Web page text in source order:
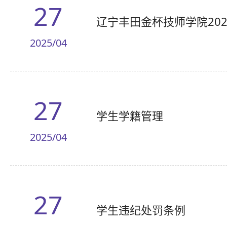
27
2025/04
辽宁丰田金杯技师学院
27
2025/04
学生学籍管理
27 学生违纪处罚条例